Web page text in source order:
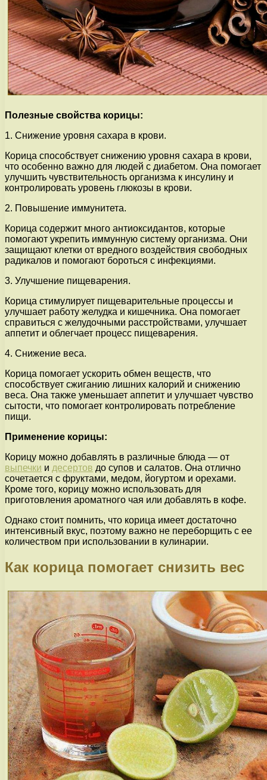
Полезные свойства корицы:
1. Снижение уровня сахара в крови.
Корица способствует снижению уровня сахара в крови,
что особенно важно для людей с диабетом. Она помогает
улучшить чувствительность организма к инсулину и
контролировать уровень глюкозы в крови.
2. Повышение иммунитета.
Корица содержит много антиоксидантов, которые
помогают укрепить иммунную систему организма. Они
защищают клетки от вредного воздействия свободных
радикалов и помогают бороться с инфекциями.
3. Улучшение пищеварения.
Корица стимулирует пищеварительные процессы и
улучшает работу желудка и кишечника. Она помогает
справиться с желудочными расстройствами, улучшает
аппетит и облегчает процесс пищеварения.
4. Снижение веса.
Корица помогает ускорить обмен веществ, что
способствует сжиганию лишних калорий и снижению
веса. Она также уменьшает аппетит и улучшает чувство
сытости, что помогает контролировать потребление
пищи.
Применение корицы:
Корицу можно добавлять в различные блюда — от
выпечки и десертов до супов и салатов. Она отлично
сочетается с фруктами, медом, йогуртом и орехами.
Кроме того, корицу можно использовать для
приготовления ароматного чая или добавлять в кофе.
Однако стоит помнить, что корица имеет достаточно
интенсивный вкус, поэтому важно не переборщить с ее
количеством при использовании в кулинарии.
Как корица помогает снизить вес